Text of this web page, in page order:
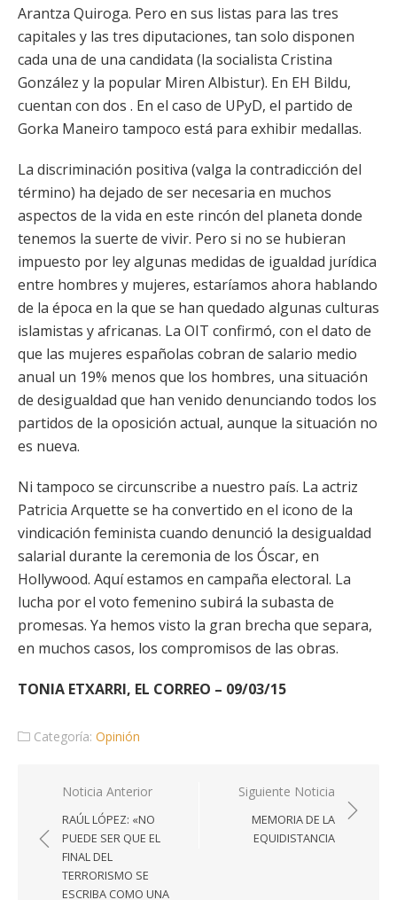
Arantza Quiroga. Pero en sus listas para las tres
capitales y las tres diputaciones, tan solo disponen
cada una de una candidata (la socialista Cristina
González y la popular Miren Albistur). En EH Bildu,
cuentan con dos . En el caso de UPyD, el partido de
Gorka Maneiro tampoco está para exhibir medallas.
La discriminación positiva (valga la contradicción del
término) ha dejado de ser necesaria en muchos
aspectos de la vida en este rincón del planeta donde
tenemos la suerte de vivir. Pero si no se hubieran
impuesto por ley algunas medidas de igualdad jurídica
entre hombres y mujeres, estaríamos ahora hablando
de la época en la que se han quedado algunas culturas
islamistas y africanas. La OIT confirmó, con el dato de
que las mujeres españolas cobran de salario medio
anual un 19% menos que los hombres, una situación
de desigualdad que han venido denunciando todos los
partidos de la oposición actual, aunque la situación no
es nueva.
Ni tampoco se circunscribe a nuestro país. La actriz
Patricia Arquette se ha convertido en el icono de la
vindicación feminista cuando denunció la desigualdad
salarial durante la ceremonia de los Óscar, en
Hollywood. Aquí estamos en campaña electoral. La
lucha por el voto femenino subirá la subasta de
promesas. Ya hemos visto la gran brecha que separa,
en muchos casos, los compromisos de las obras.
TONIA ETXARRI, EL CORREO – 09/03/15
Categoría: Opinión
Navegación
entradas
Noticia Anterior
RAÚL LÓPEZ: «NO
PUEDE SER QUE EL
FINAL DEL
TERRORISMO SE
ESCRIBA COMO UNA
Siguiente Noticia
MEMORIA DE LA
EQUIDISTANCIA